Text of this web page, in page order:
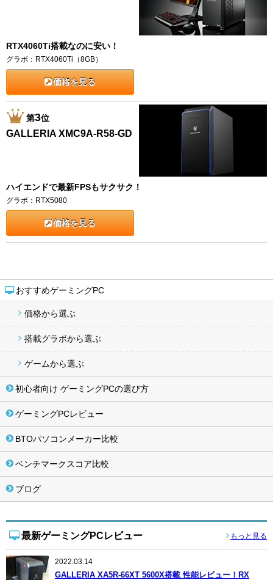
おすすめゲーミングPC
価格から選ぶ
搭載グラボから選ぶ
ゲームから選ぶ
初心者向け ゲーミングPCの選び方
ゲーミングPCレビュー
BTOパソコンメーカー比較
ベンチマークスコア比較
ブログ
最新ゲーミングPCレビュー もっと見る
2022.03.14
GALLERIA XA5R-66XT 5600X搭載 性能レビュー！RX
RTX4060Ti搭載なのに安い！
グラボ：RTX4060Ti（8GB）
価格を見る
第3位
GALLERIA XMC9A-R58-GD
ハイエンドで最新FPSもサクサク！
グラボ：RTX5080
価格を見る